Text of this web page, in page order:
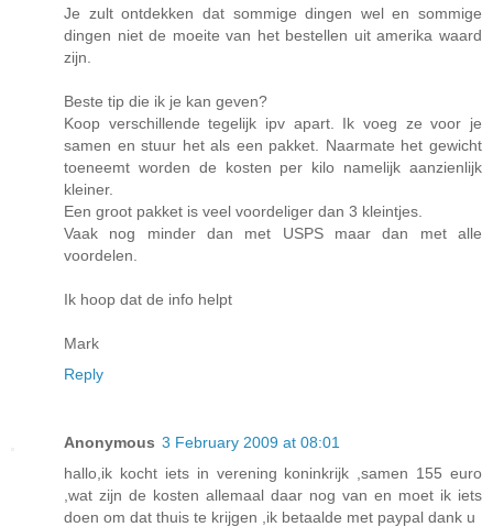
Je zult ontdekken dat sommige dingen wel en sommige
dingen niet de moeite van het bestellen uit amerika waard
zijn.
Beste tip die ik je kan geven?
Koop verschillende tegelijk ipv apart. Ik voeg ze voor je
samen en stuur het als een pakket. Naarmate het gewicht
toeneemt worden de kosten per kilo namelijk aanzienlijk
kleiner.
Een groot pakket is veel voordeliger dan 3 kleintjes.
Vaak nog minder dan met USPS maar dan met alle
voordelen.
Ik hoop dat de info helpt
Mark
Reply
Anonymous 3 February 2009 at 08:01
hallo,ik kocht iets in verening koninkrijk ,samen 155 euro
,wat zijn de kosten allemaal daar nog van en moet ik iets
doen om dat thuis te krijgen ,ik betaalde met paypal dank u